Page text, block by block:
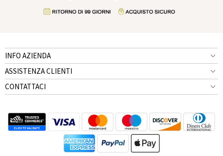
INFO AZIENDA
ASSISTENZA CLIENTI
CONTATTACI